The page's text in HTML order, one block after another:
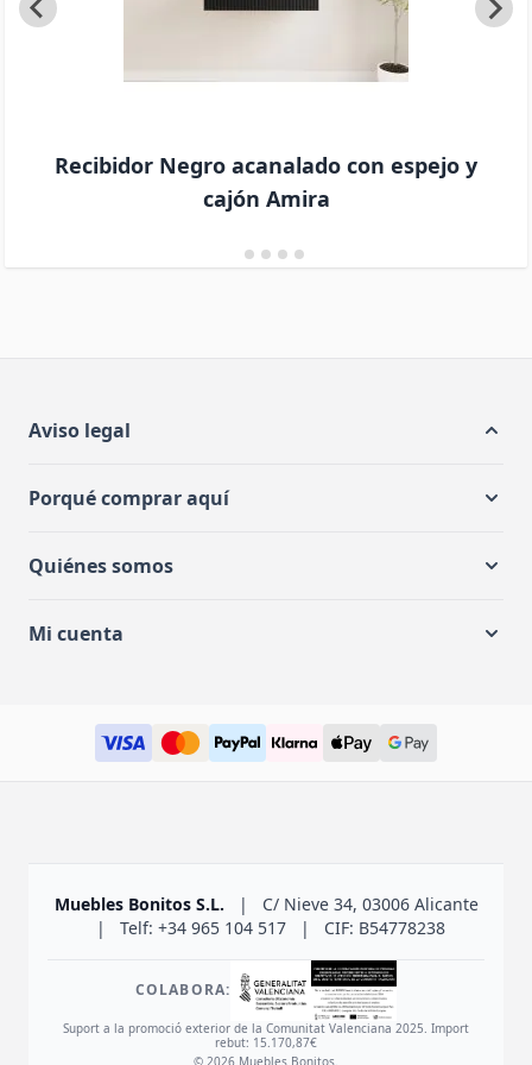
Recibidor Negro acanalado con espejo y
cajón Amira
Aviso legal
Porqué comprar aquí
Quiénes somos
Mi cuenta
Muebles Bonitos S.L. |
C/ Nieve 34, 03006 Alicante
|
Telf: +34 965 104 517 | CIF: B54778238
COLABORA:
Suport a la promoció exterior de la Comunitat Valenciana 2025. Import
rebut: 15.170,87€
© 2026 Muebles Bonitos.